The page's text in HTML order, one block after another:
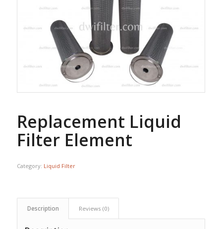
Replacement Liquid
Filter Element
Category: Liquid Filter
Description Reviews (0)